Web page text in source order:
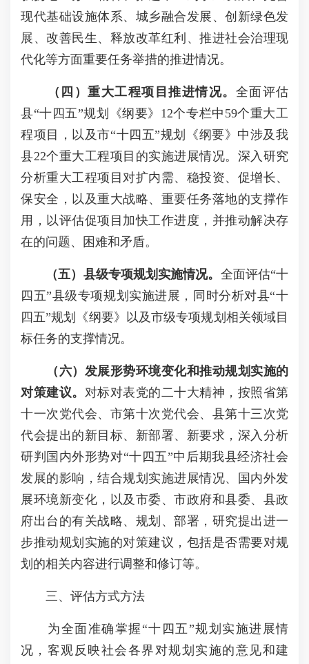
现代基础设施体系、城乡融合发展、创新绿色发
展、改善民生、释放改革红利、推进社会治理现
代化等方面重要任务举措的推进情况。
（四）重大工程项目推进情况。 全面评估
县“十四五”规划《纲要》12个专栏中59个重大工
程项目，以及市“十四五”规划《纲要》中涉及我
县22个重大工程项目的实施进展情况。深入研究
分析重大工程项目对扩内需、稳投资、促增长、
保安全，以及重大战略、重要任务落地的支撑作
用，以评估促项目加快工作进度，并推动解决存
在的问题、困难和矛盾。
（五） 县级专项规划实施情况。 全面评估“十
四五”县级专项规划实施进展，同时分析对县“十
四五”规划《纲要》以及市级专项规划相关领域目
标任务的支撑情况。
（六）发展形势环境变化和推动规划实施的
对策建议。 对标对表党的二十大精神，按照省第
十一次党代会、市第十次党代会、县第十三次党
代会提出的新目标、新部署、新要求，深入分析
研判国内外形势对“十四五”中后期我县经济社会
发展的影响，结合规划实施进展情况、国内外发
展环境新变化，以及市委、市政府和县委、县政
府出台的有关战略、规划、部署，研究提出进一
步推动规划实施的对策建议，包括是否需要对规
划的相关内容进行调整和修订等。
三、评估方式方法
为全面准确掌握“十四五”规划实施进展情
况，客观反映社会各界对规划实施的意见和建